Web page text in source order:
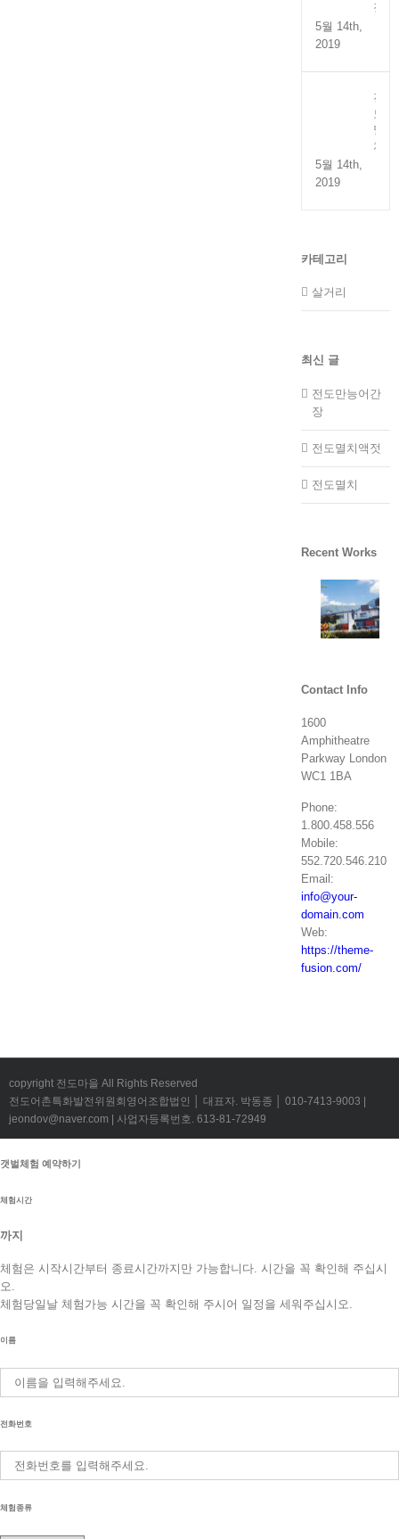
장
5월 14th,
2019
전
도
멸
치
5월 14th,
2019
카테고리
살거리
최신 글
전도만능어간
장
전도멸치액젓
전도멸치
Recent Works
Contact Info
1600
Amphitheatre
Parkway London
WC1 1BA
Phone:
1.800.458.556
Mobile:
552.720.546.210
Email:
info@your-
domain.com
Web:
https://theme-
fusion.com/
copyright 전도마을 All Rights Reserved
전도어촌특화발전위원회영어조합법인 │ 대표자. 박동종 │ 010-7413-9003 |
jeondov@naver.com | 사업자등록번호. 613-81-72949
갯벌체험 예약하기
체험시간
까지
체험은 시작시간부터 종료시간까지만 가능합니다. 시간을 꼭 확인해 주십시
오.
체험당일날 체험가능 시간을 꼭 확인해 주시어 일정을 세워주십시오.
이름
전화번호
체험종류